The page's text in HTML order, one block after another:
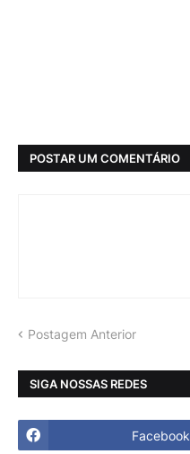
POSTAR UM COMENTÁRIO
Postagem Anterior
SIGA NOSSAS REDES
Facebook